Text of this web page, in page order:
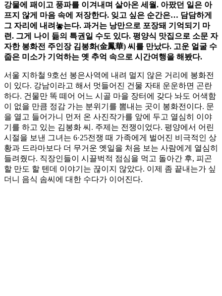
강물에 패이고 풍파를 이겨내며 살아온 세월. 아팠던 일은 아
프지 않게 마음 속에 저장한다. 잊고 싶은 순간은… 담담하게
그 자리에 내려놓는다. 과거는 낭만으로 포장돼 기억되기 마
련. 그게 나이 듦의 특권일 수도 있다. 평양식 맛집으로 소문 자
자한 봉화전 주인장 김봉화(金鳳華) 씨를 만났다. 고운 얼굴 수
줍은 미소가 기억하는 옛 추억 속으로 시간여행을 해봤다.
서울 지하철 9호선 봉은사역에 내려 멀지 않은 거리에 봉화전
이 있다. 강남이라고 해서 멋들어진 건물 자태 운운하면 곤란
하다. 건물만 똑 떼어 어느 시골 마을 장터에 갖다 놔도 어색함
이 없을 만큼 정감 가는 분위기를 뽐내는 곳이 봉화전이다. 문
을 열고 들어가니 먼저 온 사진작가를 앞에 두고 열심히 이야
기를 하고 있는 김봉화 씨. 주제는 전쟁이었다. 평양에서 어린
시절을 보낸 그녀는 6·25전쟁 때 가족에게 벌어진 비극적인 상
황과 드라마보다 더 무거운 옛일을 처음 보는 사람에게 열심히
들려줬다. 직장인들이 시끌벅적 점심을 먹고 돌아간 후, 피곤
할 만도 할 텐데 이야기는 끊이지 않았다. 이제 좀 끝내는가 싶
더니 음식 솜씨에 대한 수다가 이어진다.